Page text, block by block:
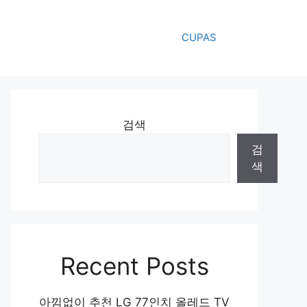
CUPAS
검색
검
색
Recent Posts
아낌없이 추천 LG 77인치 올레드 TV